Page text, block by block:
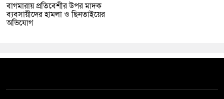
বাগমারায় প্রতিবেশীর উপর মাদক
ব্যবসায়ীদের হামলা ও ছিনতাইয়ের
অভিযোগ